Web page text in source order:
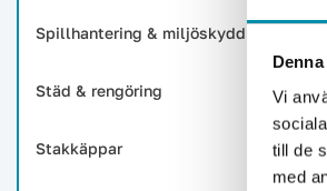
Vi
till de
med
Spillhantering & miljöskydd
Städ & rengöring
Stakkäppar